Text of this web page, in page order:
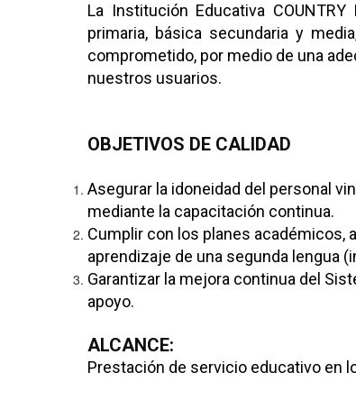
La Institución Educativa
primaria, básica secundaria y
comprometido, por medio de una
nuestros usuarios.
OBJETIVOS DE CALIDAD
Asegurar la idoneidad del personal
mediante la capacitación continua.
Cumplir con los planes académicos,
aprendizaje de una segunda lengua
Garantizar la mejora continua del
apoyo.
ALCANCE:
Prestación de servicio educativo en